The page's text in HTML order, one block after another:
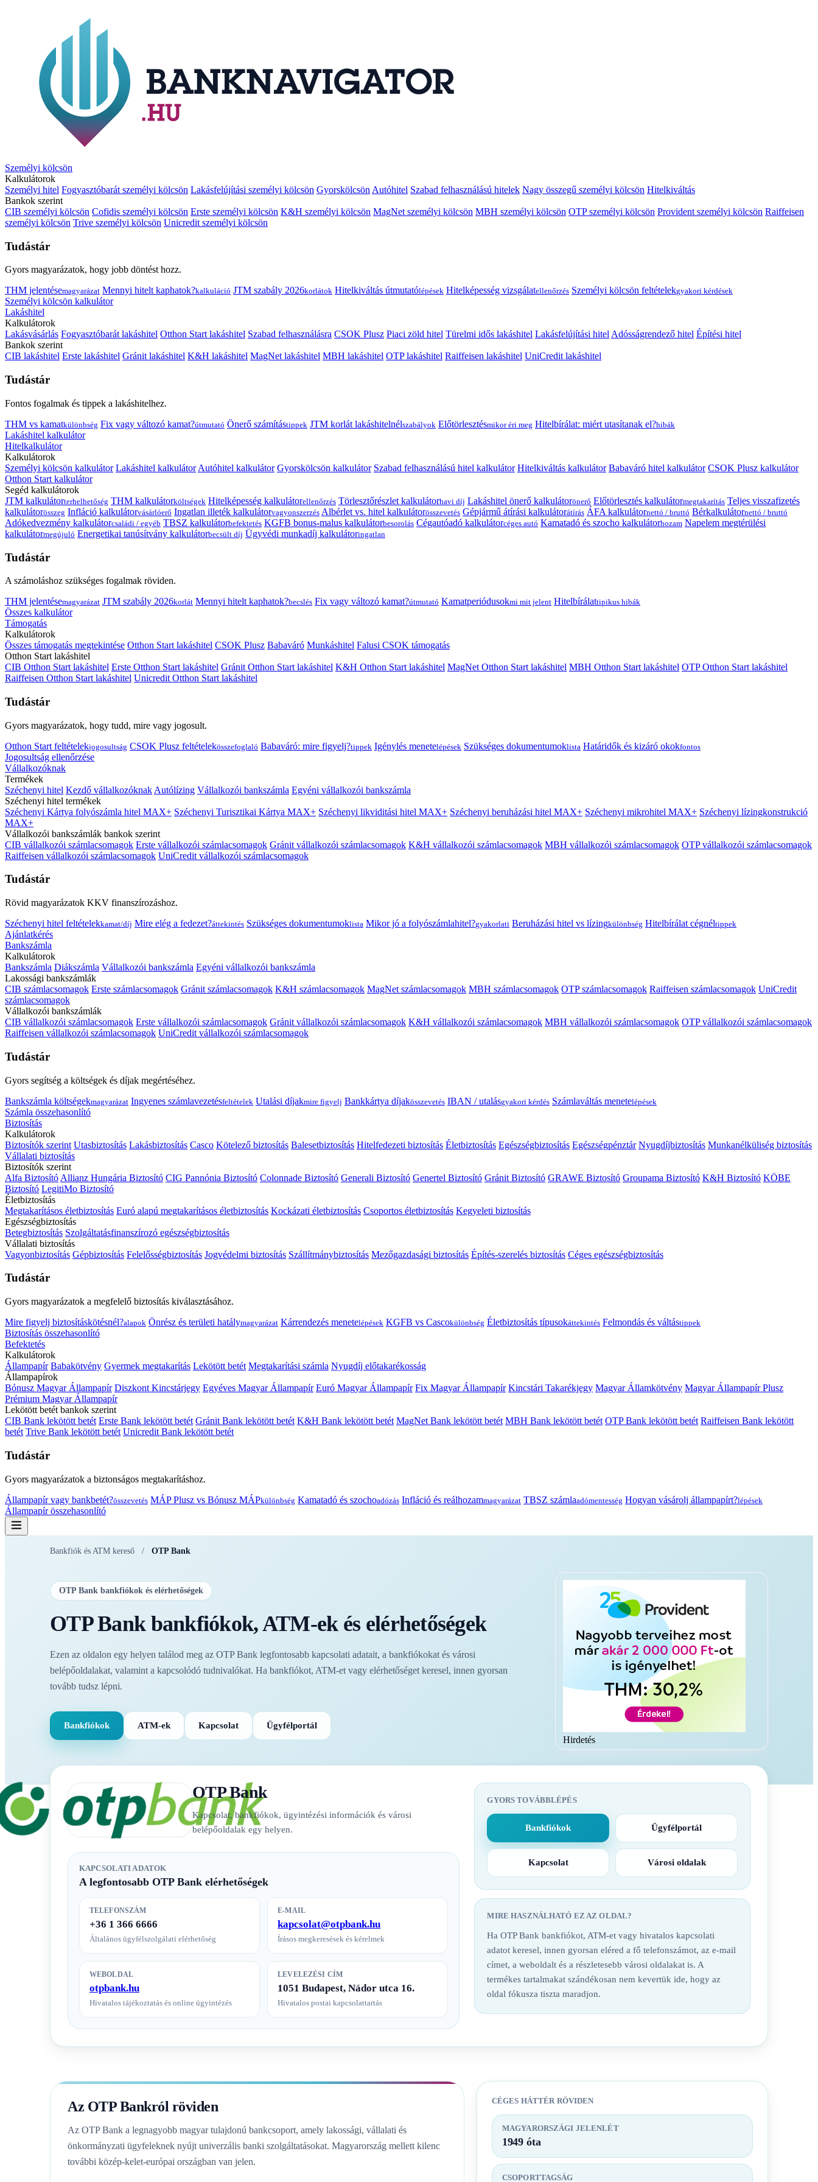
Személyi kölcsön
Kalkulátorok
Személyi hitel Fogyasztóbarát személyi kölcsön Lakásfelújítási személyi kölcsön Gyorskölcsön Autóhitel Szabad felhasználású hitelek Nagy összegű személyi kölcsön Hitelkiváltás
Bankok szerint
CIB személyi kölcsön Cofidis személyi kölcsön Erste személyi kölcsön K&H személyi kölcsön MagNet személyi kölcsön MBH személyi kölcsön OTP személyi kölcsön Provident személyi kölcsön Raiffeisen
személyi kölcsön Trive személyi kölcsön Unicredit személyi kölcsön
Tudástár
Gyors magyarázatok, hogy jobb döntést hozz.
THM jelentésemagyarázat Mennyi hitelt kaphatok?kalkuláció JTM szabály 2026korlátok Hitelkiváltás útmutatólépések Hitelképesség vizsgálatellenőrzés Személyi kölcsön feltételekgyakori kérdések
Személyi kölcsön kalkulátor
Lakáshitel
Kalkulátorok
Lakásvásárlás Fogyasztóbarát lakáshitel Otthon Start lakáshitel Szabad felhasználásra CSOK Plusz Piaci zöld hitel Türelmi idős lakáshitel Lakásfelújítási hitelAdósságrendező hitel Építési hitel
Bankok szerint
CIB lakáshitel Erste lakáshitel Gránit lakáshitel K&H lakáshitel MagNet lakáshitel MBH lakáshitel OTP lakáshitel Raiffeisen lakáshitel UniCredit lakáshitel
Tudástár
Fontos fogalmak és tippek a lakáshitelhez.
THM vs kamatkülönbség Fix vagy változó kamat?útmutató Önerő számítástippek JTM korlát lakáshitelnélszabályok Előtörlesztésmikor éri meg Hitelbírálat: miért utasítanak el?hibák
Lakáshitel kalkulátor
Hitelkalkulátor
Kalkulátorok
Személyi kölcsön kalkulátor Lakáshitel kalkulátor Autóhitel kalkulátor Gyorskölcsön kalkulátor Szabad felhasználású hitel kalkulátor Hitelkiváltás kalkulátor Babaváró hitel kalkulátor CSOK Plusz kalkulátor
Otthon Start kalkulátor
Segéd kalkulátorok
JTM kalkulátorterhelhetőség THM kalkulátorköltségek Hitelképesség kalkulátorellenőrzés Törlesztőrészlet kalkulátorhavi díj Lakáshitel önerő kalkulátorönerő Előtörlesztés kalkulátormegtakarítás Teljes visszafizetés
kalkulátorösszeg Infláció kalkulátorvásárlóerő Ingatlan illeték kalkulátorvagyonszerzés Albérlet vs. hitel kalkulátorösszevetés Gépjármű átírási kalkulátorátírás ÁFA kalkulátornettó / bruttó Bérkalkulátornettó / bruttó
Adókedvezmény kalkulátorcsaládi / egyéb TBSZ kalkulátorbefektetés KGFB bonus-malus kalkulátorbesorolás Cégautóadó kalkulátorcéges autó Kamatadó és szocho kalkulátorhozam Napelem megtérülési
kalkulátormegújuló Energetikai tanúsítvány kalkulátorbecsült díj Ügyvédi munkadíj kalkulátoringatlan
Tudástár
A számoláshoz szükséges fogalmak röviden.
THM jelentésemagyarázat JTM szabály 2026korlát Mennyi hitelt kaphatok?becslés Fix vagy változó kamat?útmutató Kamatperiódusokmi mit jelent Hitelbírálattipikus hibák
Összes kalkulátor
Támogatás
Kalkulátorok
Összes támogatás megtekintése Otthon Start lakáshitel CSOK Plusz Babaváró Munkáshitel Falusi CSOK támogatás
Otthon Start lakáshitel
CIB Otthon Start lakáshitel Erste Otthon Start lakáshitel Gránit Otthon Start lakáshitel K&H Otthon Start lakáshitel MagNet Otthon Start lakáshitel MBH Otthon Start lakáshitel OTP Otthon Start lakáshitel
Raiffeisen Otthon Start lakáshitel Unicredit Otthon Start lakáshitel
Tudástár
Gyors magyarázatok, hogy tudd, mire vagy jogosult.
Otthon Start feltételekjogosultság CSOK Plusz feltételekösszefoglaló Babaváró: mire figyelj?tippek Igénylés menetelépések Szükséges dokumentumoklista Határidők és kizáró okokfontos
Jogosultság ellenőrzése
Vállalkozóknak
Termékek
Széchenyi hitel Kezdő vállalkozóknak Autólízing Vállalkozói bankszámla Egyéni vállalkozói bankszámla
Széchenyi hitel termékek
Széchenyi Kártya folyószámla hitel MAX+ Széchenyi Turisztikai Kártya MAX+ Széchenyi likviditási hitel MAX+ Széchenyi beruházási hitel MAX+ Széchenyi mikrohitel MAX+ Széchenyi lízingkonstrukció
MAX+
Vállalkozói bankszámlák bankok szerint
CIB vállalkozói számlacsomagok Erste vállalkozói számlacsomagok Gránit vállalkozói számlacsomagok K&H vállalkozói számlacsomagok MBH vállalkozói számlacsomagok OTP vállalkozói számlacsomagok
Raiffeisen vállalkozói számlacsomagok UniCredit vállalkozói számlacsomagok
Tudástár
Rövid magyarázatok KKV finanszírozáshoz.
Széchenyi hitel feltételekkamat/díj Mire elég a fedezet?áttekintés Szükséges dokumentumoklista Mikor jó a folyószámlahitel?gyakorlati Beruházási hitel vs lízingkülönbség Hitelbírálat cégnéltippek
Ajánlatkérés
Bankszámla
Kalkulátorok
Bankszámla Diákszámla Vállalkozói bankszámla Egyéni vállalkozói bankszámla
Lakossági bankszámlák
CIB számlacsomagok Erste számlacsomagok Gránit számlacsomagok K&H számlacsomagok MagNet számlacsomagok MBH számlacsomagok OTP számlacsomagok Raiffeisen számlacsomagok UniCredit
számlacsomagok
Vállalkozói bankszámlák
CIB vállalkozói számlacsomagok Erste vállalkozói számlacsomagok Gránit vállalkozói számlacsomagok K&H vállalkozói számlacsomagok MBH vállalkozói számlacsomagok OTP vállalkozói számlacsomagok
Raiffeisen vállalkozói számlacsomagok UniCredit vállalkozói számlacsomagok
Tudástár
Gyors segítség a költségek és díjak megértéséhez.
Bankszámla költségekmagyarázat Ingyenes számlavezetésfeltételek Utalási díjakmire figyelj Bankkártya díjakösszevetés IBAN / utalásgyakori kérdés Számlaváltás menetelépések
Számla összehasonlító
Biztosítás
Kalkulátorok
Biztosítók szerint Utasbiztosítás Lakásbiztosítás Casco Kötelező biztosítás Balesetbiztosítás Hitelfedezeti biztosítás Életbiztosítás Egészségbiztosítás Egészségpénztár Nyugdíjbiztosítás Munkanélküliség biztosítás
Vállalati biztosítás
Biztosítók szerint
Alfa Biztosító Allianz Hungária Biztosító CIG Pannónia Biztosító Colonnade Biztosító Generali Biztosító Genertel Biztosító Gránit Biztosító GRAWE Biztosító Groupama Biztosító K&H Biztosító KÖBE
Biztosító LegitiMo Biztosító
Életbiztosítás
Megtakarításos életbiztosítás Euró alapú megtakarításos életbiztosítás Kockázati életbiztosítás Csoportos életbiztosítás Kegyeleti biztosítás
Egészségbiztosítás
Betegbiztosítás Szolgáltatásfinanszírozó egészségbiztosítás
Vállalati biztosítás
Vagyonbiztosítás Gépbiztosítás Felelősségbiztosítás Jogvédelmi biztosítás Szállítmánybiztosítás Mezőgazdasági biztosítás Építés-szerelés biztosítás Céges egészségbiztosítás
Tudástár
Gyors magyarázatok a megfelelő biztosítás kiválasztásához.
Mire figyelj biztosításkötésnél?alapok Önrész és területi hatálymagyarázat Kárrendezés menetelépések KGFB vs Cascokülönbség Életbiztosítás típusokáttekintés Felmondás és váltástippek
Biztosítás összehasonlító
Befektetés
Kalkulátorok
Állampapír Babakötvény Gyermek megtakarítás Lekötött betét Megtakarítási számla Nyugdíj előtakarékosság
Állampapírok
Bónusz Magyar Állampapír Diszkont Kincstárjegy Egyéves Magyar Állampapír Euró Magyar Állampapír Fix Magyar Állampapír Kincstári Takarékjegy Magyar Államkötvény Magyar Állampapír Plusz
Prémium Magyar Állampapír
Lekötött betét bankok szerint
CIB Bank lekötött betét Erste Bank lekötött betét Gránit Bank lekötött betét K&H Bank lekötött betét MagNet Bank lekötött betét MBH Bank lekötött betét OTP Bank lekötött betét Raiffeisen Bank lekötött
betét Trive Bank lekötött betét Unicredit Bank lekötött betét
Tudástár
Gyors magyarázatok a biztonságos megtakarításhoz.
Állampapír vagy bankbetét?összevetés MÁP Plusz vs Bónusz MÁPkülönbség Kamatadó és szochoadózás Infláció és reálhozammagyarázat TBSZ számlaadómentesség Hogyan vásárolj állampapírt?lépések
Állampapír összehasonlító
Bankfiók és ATM kereső / OTP Bank
OTP Bank bankfiókok és elérhetőségek
OTP Bank bankfiókok, ATM-ek és elérhetőségek
Ezen az oldalon egy helyen találod meg az OTP Bank legfontosabb kapcsolati adatait, a bankfiókokat és városi
belépőoldalakat, valamint a kapcsolódó tudnivalókat. Ha bankfiókot, ATM-et vagy elérhetőséget keresel, innen gyorsan
tovább tudsz lépni.
Bankfiókok ATM-ek Kapcsolat Ügyfélportál
Hirdetés
OTP Bank
Kapcsolat, bankfiókok, ügyintézési információk és városi
belépőoldalak egy helyen.
KAPCSOLATI ADATOK
A legfontosabb OTP Bank elérhetőségek
TELEFONSZÁM
+36 1 366 6666
Általános ügyfélszolgálati elérhetőség
E-MAIL
kapcsolat@otpbank.hu
Írásos megkeresések és kérelmek
WEBOLDAL
otpbank.hu
Hivatalos tájékoztatás és online ügyintézés
LEVELEZÉSI CÍM
1051 Budapest, Nádor utca 16.
Hivatalos postai kapcsolattartás
GYORS TOVÁBBLÉPÉS
Bankfiókok Ügyfélportál
Kapcsolat Városi oldalak
MIRE HASZNÁLHATÓ EZ AZ OLDAL?
Ha OTP Bank bankfiókot, ATM-et vagy hivatalos kapcsolati
adatot keresel, innen gyorsan eléred a fő telefonszámot, az e-mail
címet, a weboldalt és a részletesebb városi oldalakat is. A
termékes tartalmakat szándékosan nem kevertük ide, hogy az
oldal fókusza tiszta maradjon.
Az OTP Bankról röviden
Az OTP Bank a legnagyobb magyar tulajdonú bankcsoport, amely lakossági, vállalati és
önkormányzati ügyfeleknek nyújt univerzális banki szolgáltatásokat. Magyarország mellett kilenc
további közép-kelet-európai országban van jelen.
CÉGES HÁTTÉR RÖVIDEN
MAGYARORSZÁGI JELENLÉT
1949 óta
CSOPORTTAGSÁG